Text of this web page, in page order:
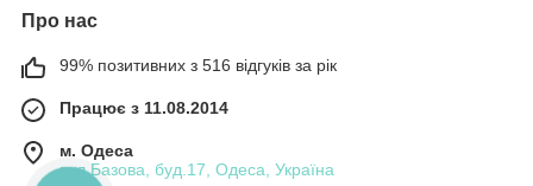
Про нас
99% позитивних з 516 відгуків за рік
Працює з 11.08.2014
м. Одеса
вул.Базова, буд.17, Одеса, Україна